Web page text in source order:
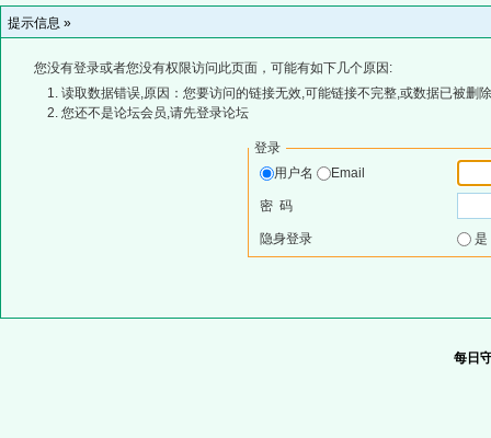
提示信息 »
您没有登录或者您没有权限访问此页面，可能有如下几个原因:
读取数据错误,原因：您要访问的链接无效,可能链接不完整,或数据已被删
您还不是论坛会员,请先登录论坛
登录
用户名
Email
密 码
隐身登录
每日